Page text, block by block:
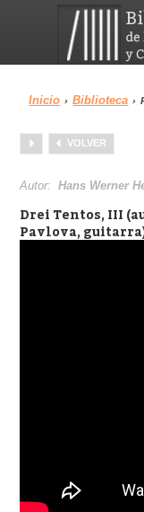
Menu
Biblioteca
Inicio › Biblioteca ›
VOLVER
Autor:Hans Werner
Drei Tentos, III
Pavlova,